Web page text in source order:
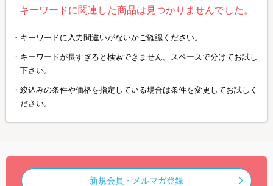
キーワードに関連した商品は見つかりませんでした。
キーワードに入力間違いがないかご確認ください。
キーワードが長すぎると検索できません。スペースで分けてお試し
下さい。
絞込みの条件や価格を指定している場合は条件を変更してお試しく
ださい。
新規会員・メルマガ登録